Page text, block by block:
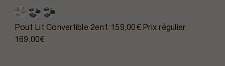
Pouf Lit Convertible 2en1 159,00€ Prix régulier
169,00€